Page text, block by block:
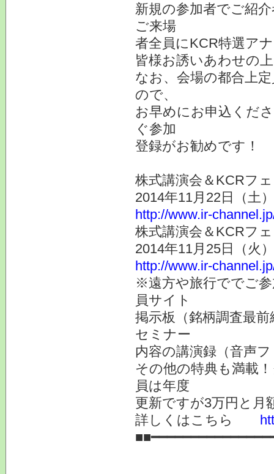
新規の参加者でご紹
ご来場
者全員にKCR特選ア
皆様お誘いあわせの
なお、会場の都合上
ので、
お早めにお申込くだ
ぐ参加
登録がお勧めです！
株式講演会＆KCRフ
2014年11月22日（
http://www.ir-
株式講演会＆KCRフ
2014年11月25日（
http://www.ir-
※遠方や旅行ででご
員サイト
掲示板（銘柄調査最
セミナー
内容の講演録（音声
その他の特典も満載
員は年度
更新ですが3万円と月
詳しくはこちら